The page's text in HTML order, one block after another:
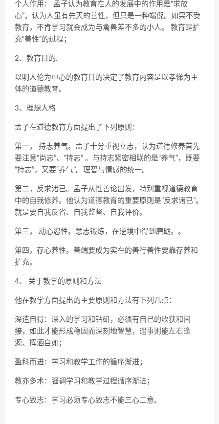
个人作用： 孟子认为教育在人的发展中的作用是“求放
心”。认为人虽有先天的善性，但只是一种端倪。如果不受
教育，不肯学习就会成为与禽兽差不多的小人。 教育是扩
充“善性”的过程；
2、教育目的.
以明人伦为中心的教育目的决定了教育内容是以孝悌为主
体的道德教育。
3、理想人格
孟子在道德教育方面提出了下列原则：
第一， 持志养气。孟子十分重视立志，认为道德修养首先
要注意“尚志”、“持志” 。与持志紧密相联的是“养气”，既要
“持志”，又要“养气”。理智与情感的统一。
第二，反求诸已。孟子从性善论出发，特别重视道德教育
中的自我修养。他认为道德教育的重要原则是“反求诸已”。
就是要自我反省、自我监督、自我评价。
第三， 动心忍性。意志锻炼，在逆境中得到磨砺。。
第四，存心养性。善端要成为实在的善行善性要靠存养和
扩充。
4、 关于教学的原则和方法
他在教学方面提出的主要原则和方法有下列几点：
深造自得：深入的学习和钻研，必须有自己的收获和间
接，如此才能形成稳固而深刻地智慧，遇事则能左右逢
源、挥洒自如；
盈科而进：学习和教学工作的循序渐进；
教亦多术：强调学习和教学过程循序渐进；
专心致志：学习必须专心致志不能三心二意。